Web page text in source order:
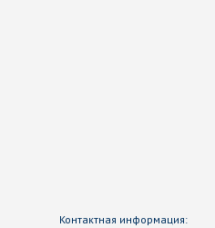
Контактная информация: